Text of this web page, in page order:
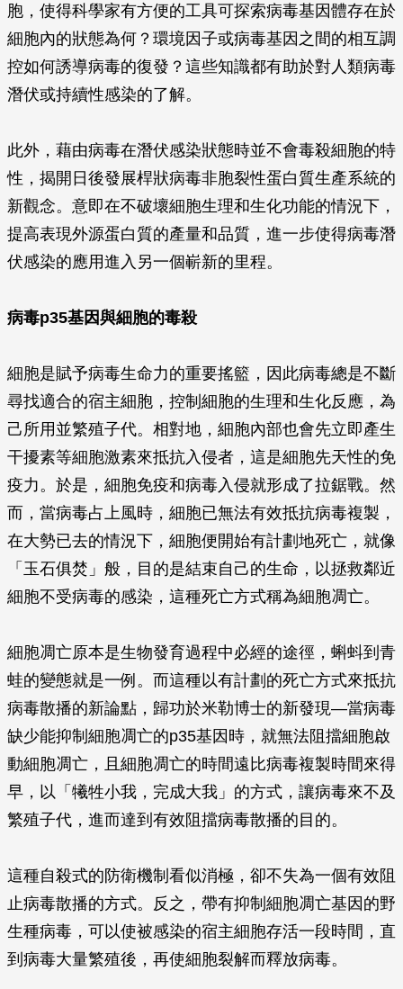
胞，使得科學家有方便的工具可探索病毒基因體存在於
細胞內的狀態為何？環境因子或病毒基因之間的相互調
控如何誘導病毒的復發？這些知識都有助於對人類病毒
潛伏或持續性感染的了解。
此外，藉由病毒在潛伏感染狀態時並不會毒殺細胞的特
性，揭開日後發展桿狀病毒非胞裂性蛋白質生產系統的
新觀念。意即在不破壞細胞生理和生化功能的情況下，
提高表現外源蛋白質的產量和品質，進一步使得病毒潛
伏感染的應用進入另一個嶄新的里程。
病毒p35基因與細胞的毒殺
細胞是賦予病毒生命力的重要搖籃，因此病毒總是不斷
尋找適合的宿主細胞，控制細胞的生理和生化反應，為
己所用並繁殖子代。相對地，細胞內部也會先立即產生
干擾素等細胞激素來抵抗入侵者，這是細胞先天性的免
疫力。於是，細胞免疫和病毒入侵就形成了拉鋸戰。然
而，當病毒占上風時，細胞已無法有效抵抗病毒複製，
在大勢已去的情況下，細胞便開始有計劃地死亡，就像
「玉石俱焚」般，目的是結束自己的生命，以拯救鄰近
細胞不受病毒的感染，這種死亡方式稱為細胞凋亡。
細胞凋亡原本是生物發育過程中必經的途徑，蝌蚪到青
蛙的變態就是一例。而這種以有計劃的死亡方式來抵抗
病毒散播的新論點，歸功於米勒博士的新發現—當病毒
缺少能抑制細胞凋亡的p35基因時，就無法阻擋細胞啟
動細胞凋亡，且細胞凋亡的時間遠比病毒複製時間來得
早，以「犧牲小我，完成大我」的方式，讓病毒來不及
繁殖子代，進而達到有效阻擋病毒散播的目的。
這種自殺式的防衛機制看似消極，卻不失為一個有效阻
止病毒散播的方式。反之，帶有抑制細胞凋亡基因的野
生種病毒，可以使被感染的宿主細胞存活一段時間，直
到病毒大量繁殖後，再使細胞裂解而釋放病毒。